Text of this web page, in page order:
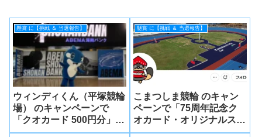
懸賞 に【挑戦 ＆ 当選報告】
ウィンディくん（平塚競輪
場） のキャンペーンで
「クオカード 500円分」
が当選しました！
懸賞 に【挑戦 ＆ 当選報告】
こまつしま競輪 のキャン
ペーンで「75周年記念ク
オカード・オリジナルステ
ッカー」が当選しました！